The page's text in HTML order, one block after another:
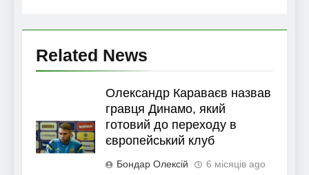
Related News
Олександр Караваєв назвав
гравця Динамо, який
готовий до переходу в
європейський клуб
Бондар Олексій 6 місяців ago